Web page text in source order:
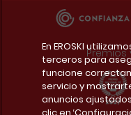
En EROSKI
terceros para
funcione
servicio y
anuncios
clic en